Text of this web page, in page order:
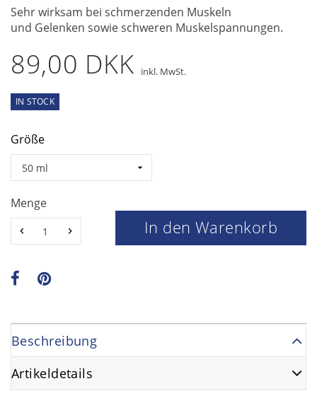
Sehr wirksam bei schmerzenden Muskeln
und Gelenken sowie schweren Muskelspannungen.
89,00 DKK inkl. MwSt.
IN STOCK
Größe
Menge
In den Warenkorb
Beschreibung
Artikeldetails